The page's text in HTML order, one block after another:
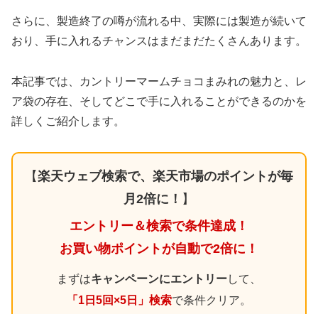
さらに、製造終了の噂が流れる中、実際には製造が続いて
おり、手に入れるチャンスはまだまだたくさんあります。
本記事では、カントリーマームチョコまみれの魅力と、レ
ア袋の存在、そしてどこで手に入れることができるのかを
詳しくご紹介します。
【楽天ウェブ検索で、楽天市場のポイントが毎
月2倍に！ 】
エントリー＆検索で条件達成！
お買い物ポイントが自動で2倍に！
まずはキャンペーンにエントリーして、
「1日5回×5日」検索で条件クリア。